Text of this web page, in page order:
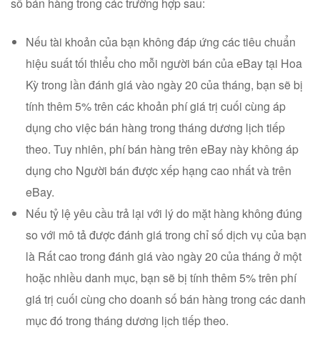
số bán hàng trong các trường hợp sau:
Nếu tài khoản của bạn không đáp ứng các tiêu chuẩn
hiệu suất tối thiểu cho mỗi người bán của eBay tại Hoa
Kỳ trong lần đánh giá vào ngày 20 của tháng, bạn sẽ bị
tính thêm 5% trên các khoản phí giá trị cuối cùng áp
dụng cho việc bán hàng trong tháng dương lịch tiếp
theo. Tuy nhiên, phí bán hàng trên eBay này không áp
dụng cho Người bán được xếp hạng cao nhất và trên
eBay.
Nếu tỷ lệ yêu cầu trả lại với lý do mặt hàng không đúng
so với mô tả được đánh giá trong chỉ số dịch vụ của bạn
là Rất cao trong đánh giá vào ngày 20 của tháng ở một
hoặc nhiều danh mục, bạn sẽ bị tính thêm 5% trên phí
giá trị cuối cùng cho doanh số bán hàng trong các danh
mục đó trong tháng dương lịch tiếp theo.